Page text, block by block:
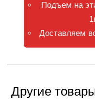
Подъем на
Доставляем
Другие